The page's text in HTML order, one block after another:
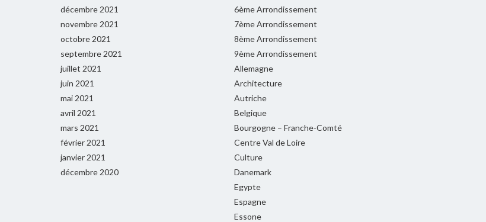
décembre 2021
novembre 2021
octobre 2021
septembre 2021
juillet 2021
juin 2021
mai 2021
avril 2021
mars 2021
février 2021
janvier 2021
décembre 2020
6ème Arrondissement
7ème Arrondissement
8ème Arrondissement
9ème Arrondissement
Allemagne
Architecture
Autriche
Belgique
Bourgogne – Franche-Comté
Centre Val de Loire
Culture
Danemark
Egypte
Espagne
Essone